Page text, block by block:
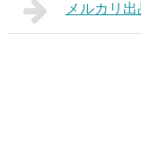
メルカリ